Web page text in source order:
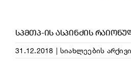
ᲡᲞᲛᲗᲞ-ᲘᲡ ᲐᲡᲞᲘᲜᲫᲘᲡ
31.12.2018 | სიახლეების არქივი